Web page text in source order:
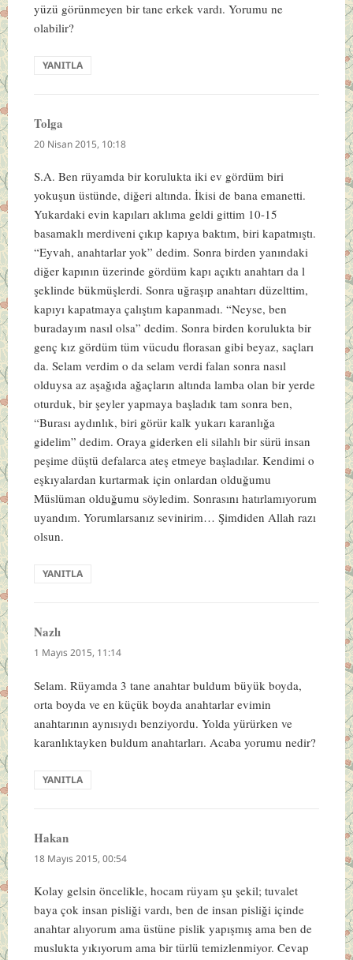
yüzü görünmeyen bir tane erkek vardı. Yorumu ne
olabilir?
YANITLA
Tolga
ki:
20 Nisan 2015, 10:18
S.A. Ben rüyamda bir korulukta iki ev gördüm biri
yokuşun üstünde, diğeri altında. İkisi de bana emanetti.
Yukardaki evin kapıları aklıma geldi gittim 10-15
basamaklı merdiveni çıkıp kapıya baktım, biri kapatmıştı.
“Eyvah, anahtarlar yok” dedim. Sonra birden yanındaki
diğer kapının üzerinde gördüm kapı açıktı anahtarı da l
şeklinde bükmüşlerdi. Sonra uğraşıp anahtarı düzelttim,
kapıyı kapatmaya çalıştım kapanmadı. “Neyse, ben
buradayım nasıl olsa” dedim. Sonra birden korulukta bir
genç kız gördüm tüm vücudu florasan gibi beyaz, saçları
da. Selam verdim o da selam verdi falan sonra nasıl
olduysa az aşağıda ağaçların altında lamba olan bir yerde
oturduk, bir şeyler yapmaya başladık tam sonra ben,
“Burası aydınlık, biri görür kalk yukarı karanlığa
gidelim” dedim. Oraya giderken eli silahlı bir sürü insan
peşime düştü defalarca ateş etmeye başladılar. Kendimi o
eşkıyalardan kurtarmak için onlardan olduğumu
Müslüman olduğumu söyledim. Sonrasını hatırlamıyorum
uyandım. Yorumlarsanız sevinirim… Şimdiden Allah razı
olsun.
YANITLA
Nazlıdedi
ki:
1 Mayıs 2015, 11:14
Selam. Rüyamda 3 tane anahtar buldum büyük boyda,
orta boyda ve en küçük boyda anahtarlar evimin
anahtarının aynısıydı benziyordu. Yolda yürürken ve
karanlıktayken buldum anahtarları. Acaba yorumu nedir?
YANITLA
Hakandedi
ki:
18 Mayıs 2015, 00:54
Kolay gelsin öncelikle, hocam rüyam şu şekil; tuvalet
baya çok insan pisliği vardı, ben de insan pisliği içinde
anahtar alıyorum ama üstüne pislik yapışmış ama ben de
muslukta yıkıyorum ama bir türlü temizlenmiyor. Cevap